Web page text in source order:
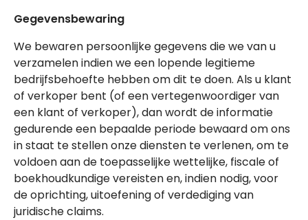
Gegevensbewaring
We bewaren persoonlijke gegevens die we van u
verzamelen indien we een lopende legitieme
bedrijfsbehoefte hebben om dit te doen. Als u klant
of verkoper bent (of een vertegenwoordiger van
een klant of verkoper), dan wordt de informatie
gedurende een bepaalde periode bewaard om ons
in staat te stellen onze diensten te verlenen, om te
voldoen aan de toepasselijke wettelijke, fiscale of
boekhoudkundige vereisten en, indien nodig, voor
de oprichting, uitoefening of verdediging van
juridische claims.